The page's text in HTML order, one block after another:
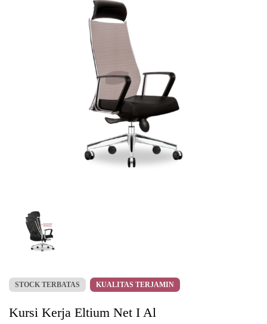
STOCK TERBATAS KUALITAS TERJAMIN
Kursi Kerja Eltium Net I Al